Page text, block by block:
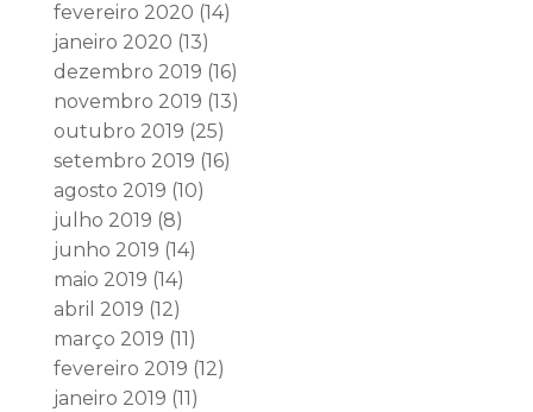
fevereiro 2020 (14)
janeiro 2020 (13)
dezembro 2019 (16)
novembro 2019 (13)
outubro 2019 (25)
setembro 2019 (16)
agosto 2019 (10)
julho 2019 (8)
junho 2019 (14)
maio 2019 (14)
abril 2019 (12)
março 2019 (11)
fevereiro 2019 (12)
janeiro 2019 (11)